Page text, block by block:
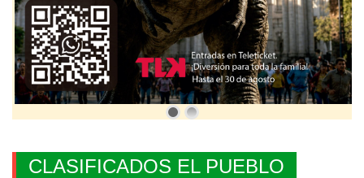
CLASIFICADOS EL PUEBLO